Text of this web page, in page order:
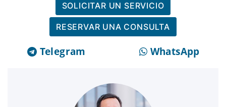
SOLICITAR UN SERVICIO
RESERVAR UNA CONSULTA
Telegram WhatsApp